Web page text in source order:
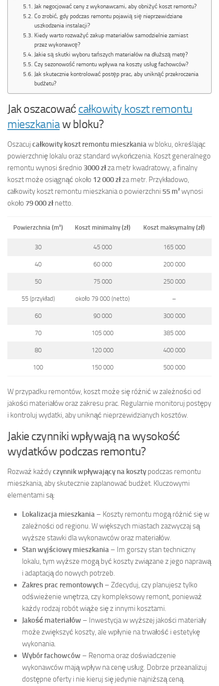
Jak negocjować ceny z wykonawcami, aby obniżyć koszt remontu?
Co zrobić, gdy podczas remontu pojawią się nieprzewidziane
uszkodzenia instalacji?
Kiedy warto rozważyć zakup materiałów samodzielnie zamiast
przez wykonawcę?
Jakie są skutki wyboru tańszych materiałów na dłuższą metę?
Czy sezonowość remontu wpływa na koszty usług fachowców?
Jak skutecznie kontrolować postęp prac, aby uniknąć przekroczenia
budżetu?
Jak oszacowaćcałkowity koszt remontu
mieszkaniaw bloku?
Oszacuj całkowity koszt remontu mieszkania w bloku, określając
powierzchnię lokalu oraz standard wykończenia. Koszt generalnego
remontu wynosi średnio 3000 złza metr kwadratowy, a finalny
koszt może osiągnąć około 12 000 złza metr. Przykładowo,
całkowity koszt remontu mieszkania o powierzchni 55 m²wynosi
około 79 000 zł netto.
Powierzchnia (m²) Koszt minimalny (zł) Koszt maksymalny (zł)
30 45 000 165 000
40 60 000 200 000
50 75 000 250 000
55 (przykład) około 79 000 (netto) –
60 90 000 300 000
70 105 000 385 000
80 120 000 400 000
100 150 000 500 000
W przypadku remontów, koszt może się różnić w zależności od
jakości materiałów oraz zakresu prac. Regularnie monitoruj postępy
i kontroluj wydatki, aby uniknąć nieprzewidzianych kosztów.
Jakie czynniki wpływają na wysokość
wydatków podczas remontu?
Rozważ każdyczynnik wpływający na koszty podczas remontu
mieszkania, aby skutecznie zaplanować budżet. Kluczowymi
elementami są:
Lokalizacja mieszkania – Koszty remontu mogą różnić się w
zależności od regionu. W większych miastach zazwyczaj są
wyższe stawki dla wykonawców oraz materiałów.
Stan wyjściowy mieszkania – Im gorszy stan techniczny
lokalu, tym wyższe mogą być koszty związane z jego naprawą
i adaptacją do nowych potrzeb.
Zakres prac remontowych – Zdecyduj, czy planujesz tylko
odświeżenie wnętrza, czy kompleksowy remont, ponieważ
każdy rodzaj robót wiąże się z innymi kosztami.
Jakość materiałów – Inwestycja w wyższej jakości materiały
może zwiększyć koszty, ale wpłynie na trwałość i estetykę
wykonania.
Wybór fachowców – Renoma oraz doświadczenie
wykonawców mają wpływ na cenę usług. Dobrze przeanalizuj
dostępne oferty i nie kieruj się jedynie najniższą ceną.